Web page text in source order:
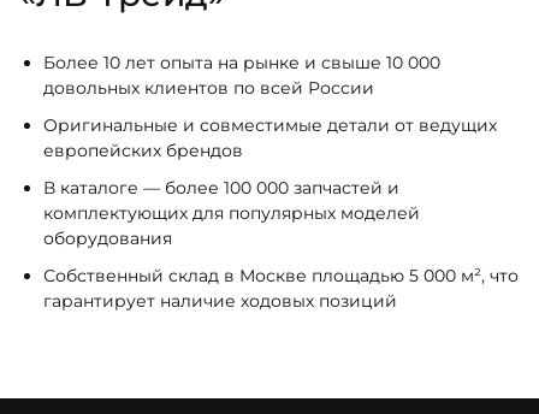
Более 10 лет опыта на рынке и свыше 10 000
довольных клиентов по всей России
Оригинальные и совместимые детали от ведущих
европейских брендов
В каталоге — более 100 000 запчастей и
комплектующих для популярных моделей
оборудования
Собственный склад в Москве площадью 5 000 м², что
гарантирует наличие ходовых позиций